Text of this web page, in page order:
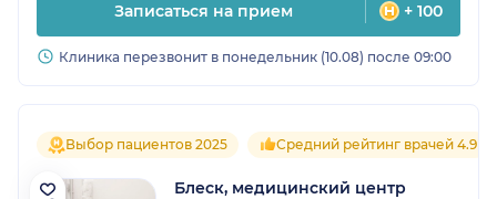
Записаться на прием + 100
Клиника перезвонит в понедельник (10.08) после 09:00
Выбор пациентов 2025 Средний рейтинг врачей 4.9
Блеск, медицинский центр